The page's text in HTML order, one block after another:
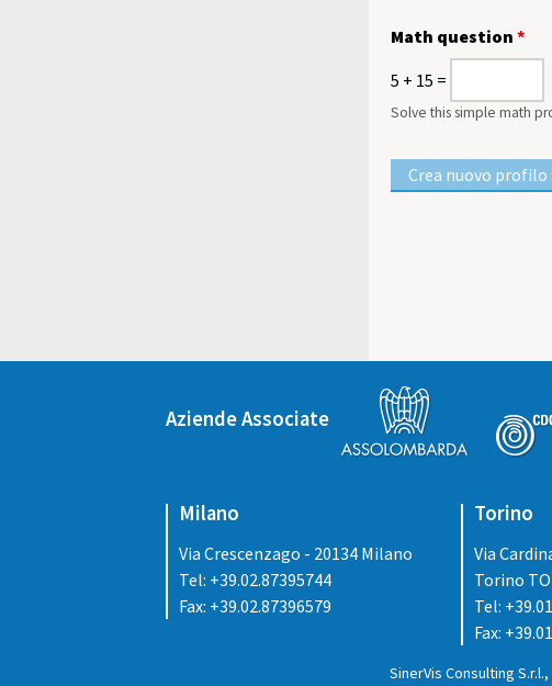
Math question*
5 + 15 =
Solve this simple math
Aziende Associate
Milano
Via Crescenzago - 20134 Milano
Tel: +39.02.87395744
Fax: +39.02.87396579
Torino
Via
Torino TO
Tel:
Fax:
SinerVis Consulting